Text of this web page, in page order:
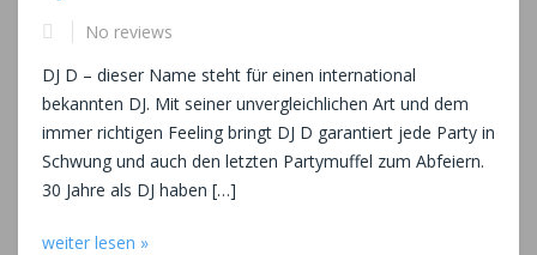
No reviews
DJ D – dieser Name steht für einen international
bekannten DJ. Mit seiner unvergleichlichen Art und dem
immer richtigen Feeling bringt DJ D garantiert jede Party in
Schwung und auch den letzten Partymuffel zum Abfeiern.
30 Jahre als DJ haben […]
weiter lesen »